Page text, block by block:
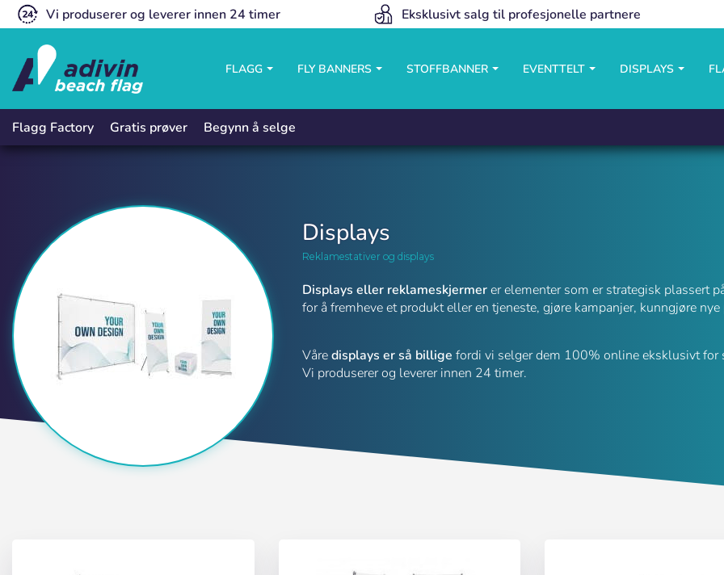
Vi produserer og leverer innen 24 timer Eksklusivt salg til profesjonelle partnere
FLAGG FLY BANNERS STOFFBANNER EVENTTELT DISPLAYS
Flagg Factory Gratis prøver Begynn å selge
Reklame Displays | Adivin Beach Flag
Displays
Reklamestativer og displays
Displays eller reklameskjermerer elementer som er strategisk plassert
for å fremheve et produkt eller en tjeneste, gjøre kampanjer, kunngjøre nye
Våredisplays er så billige fordi vi selger dem 100% online eksklusivt for
Vi produserer og leverer innen 24 timer.